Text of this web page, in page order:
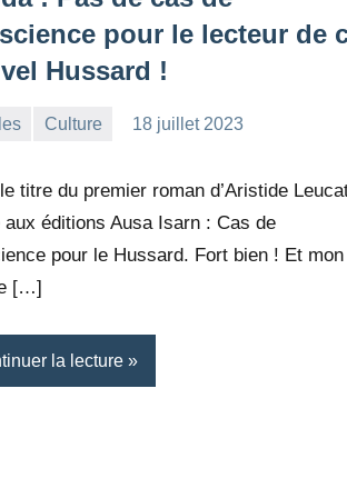
pour le lecteur de
Hussard !
Culture
18 juillet 2023
titre du premier roman d’Aristide
aux éditions Ausa Isarn : Cas de
pour le Hussard. Fort bien ! Et mon
[…]
la lecture